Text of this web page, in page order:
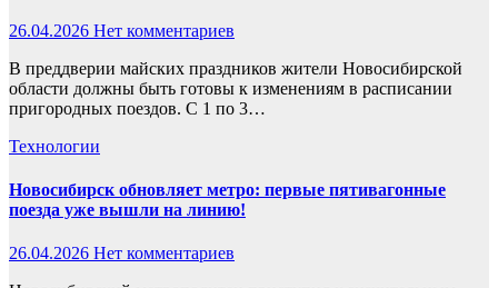
26.04.2026 Нет комментариев
В преддверии майских праздников жители Новосибирской
области должны быть готовы к изменениям в расписании
пригородных поездов. С 1 по 3…
Технологии
Новосибирск обновляет метро: первые пятивагонные
поезда уже вышли на линию!
26.04.2026 Нет комментариев